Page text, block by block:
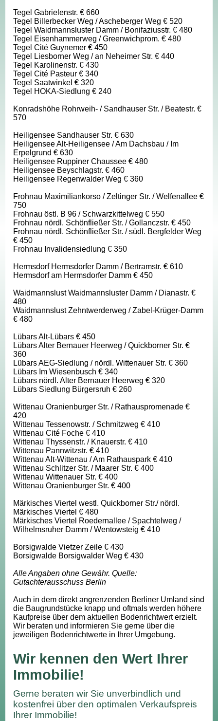
Tegel Gabrielenstr. € 660
Tegel Billerbecker Weg / Ascheberger Weg € 520
Tegel Waidmannsluster Damm / Bonifaziusstr. € 480
Tegel Eisenhammerweg / Greenwichprom. € 480
Tegel Cité Guynemer € 450
Tegel Liesborner Weg / an Neheimer Str. € 440
Tegel Karolinenstr. € 430
Tegel Cité Pasteur € 340
Tegel Saatwinkel € 320
Tegel HOKA-Siedlung € 240
Konradshöhe Rohrweih- / Sandhauser Str. / Beatestr. €
570
Heiligensee Sandhauser Str. € 630
Heiligensee Alt-Heiligensee / Am Dachsbau / Im
Erpelgrund € 630
Heiligensee Ruppiner Chaussee € 480
Heiligensee Beyschlagstr. € 460
Heiligensee Regenwalder Weg € 360
Frohnau Maximiliankorso / Zeltinger Str. / Welfenallee €
750
Frohnau östl. B 96 / Schwarzkittelweg € 550
Frohnau nördl. Schönfließer Str. / Gollanczstr. € 450
Frohnau nördl. Schönfließer Str. / südl. Bergfelder Weg
€ 450
Frohnau Invalidensiedlung € 350
Hermsdorf Hermsdorfer Damm / Bertramstr. € 610
Hermsdorf am Hermsdorfer Damm € 450
Waidmannslust Waidmannsluster Damm / Dianastr. €
480
Waidmannslust Zehntwerderweg / Zabel-Krüger-Damm
€ 480
Lübars Alt-Lübars € 450
Lübars Alter Bernauer Heerweg / Quickborner Str. €
360
Lübars AEG-Siedlung / nördl. Wittenauer Str. € 360
Lübars Im Wiesenbusch € 340
Lübars nördl. Alter Bernauer Heerweg € 320
Lübars Siedlung Bürgersruh € 260
Wittenau Oranienburger Str. / Rathauspromenade €
420
Wittenau Tessenowstr. / Schmitzweg € 410
Wittenau Cité Foche € 410
Wittenau Thyssenstr. / Knauerstr. € 410
Wittenau Pannwitzstr. € 410
Wittenau Alt-Wittenau / Am Rathauspark € 410
Wittenau Schlitzer Str. / Maarer Str. € 400
Wittenau Wittenauer Str. € 400
Wittenau Oranienburger Str. € 400
Märkisches Viertel westl. Quickborner Str./ nördl.
Märkisches Viertel € 480
Märkisches Viertel Roedernallee / Spachtelweg /
Wilhelmsruher Damm / Wentowsteig € 410
Borsigwalde Vietzer Zeile € 430
Borsigwalde Borsigwalder Weg € 430
Alle Angaben ohne Gewähr. Quelle:
Gutachterausschuss Berlin
Auch in dem direkt angrenzenden Berliner Umland sind
die Baugrundstücke knapp und oftmals werden höhere
Kaufpreise über dem aktuellen Bodenrichtwert erzielt.
Wir beraten und informieren Sie gerne über die
jeweiligen Bodenrichtwerte in Ihrer Umgebung.
Wir kennen den Wert Ihrer
Immobilie!
Gerne beraten wir Sie unverbindlich und
kostenfrei über den optimalen Verkaufspreis
Ihrer Immobilie!